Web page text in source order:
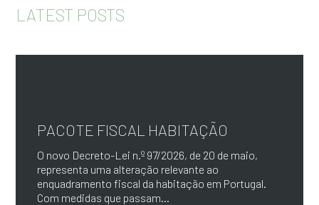
LATEST POSTS
PACOTE FISCAL HABITAÇÃO
O novo Decreto-Lei n.º 97/2026, de 20 de maio,
representa uma alteração relevante ao
enquadramento fiscal da habitação em Portugal.
Com medidas que passam...